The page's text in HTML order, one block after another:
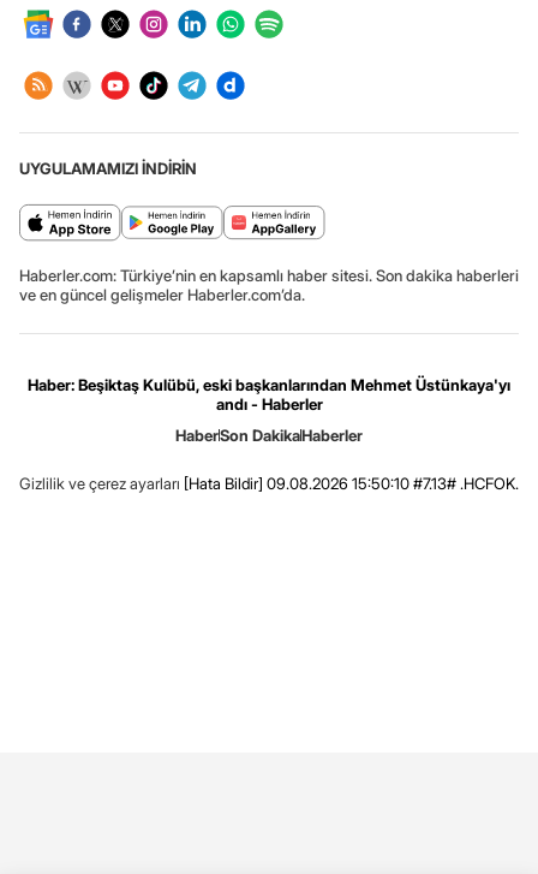
UYGULAMAMIZI İNDİRİN
Haberler.com: Türkiye’nin en kapsamlı haber sitesi. Son dakika haberleri
ve en güncel gelişmeler Haberler.com’da.
Haber: Beşiktaş Kulübü, eski başkanlarından Mehmet Üstünkaya'yı
andı - Haberler
HaberSon DakikaHaberler
Gizlilik ve çerez ayarları [Hata Bildir] 09.08.2026 15:50:10 #7.13# .HCFOK.